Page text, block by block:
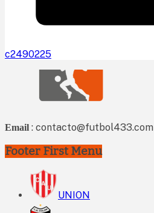
c2490225
Email : contacto@futbol433.com
Footer First Menu
UNION